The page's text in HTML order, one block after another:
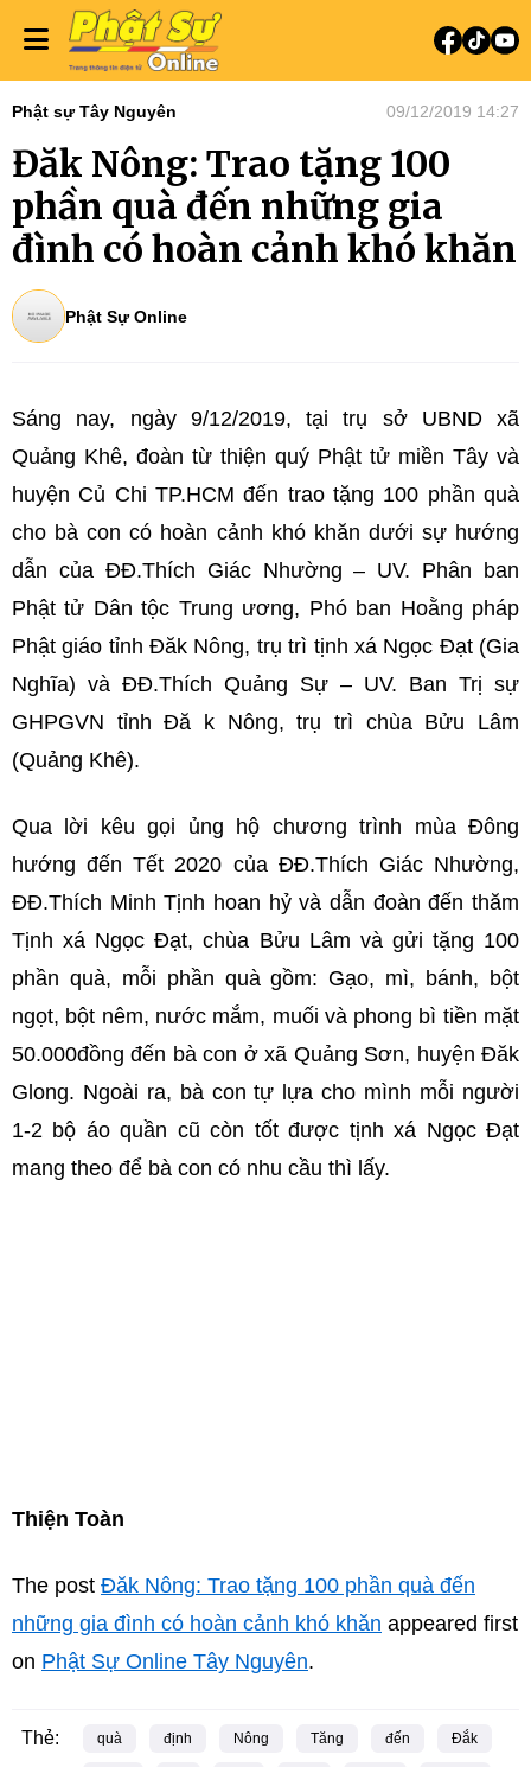
Phật sự Tây Nguyên 09/12/2019 14:27
Đăk Nông: Trao tặng 100
phần quà đến những gia
đình có hoàn cảnh khó khăn
Phật Sự Online
Sáng nay, ngày 9/12/2019, tại trụ sở UBND xã
Quảng Khê, đoàn từ thiện quý Phật tử miền Tây và
huyện Củ Chi TP.HCM đến trao tặng 100 phần quà
cho bà con có hoàn cảnh khó khăn dưới sự hướng
dẫn của ĐĐ.Thích Giác Nhường – UV. Phân ban
Phật tử Dân tộc Trung ương, Phó ban Hoằng pháp
Phật giáo tỉnh Đăk Nông, trụ trì tịnh xá Ngọc Đạt (Gia
Nghĩa) và ĐĐ.Thích Quảng Sự – UV. Ban Trị sự
GHPGVN tỉnh Đă k Nông, trụ trì chùa Bửu Lâm
(Quảng Khê).
Qua lời kêu gọi ủng hộ chương trình mùa Đông
hướng đến Tết 2020 của ĐĐ.Thích Giác Nhường,
ĐĐ.Thích Minh Tịnh hoan hỷ và dẫn đoàn đến thăm
Tịnh xá Ngọc Đạt, chùa Bửu Lâm và gửi tặng 100
phần quà, mỗi phần quà gồm: Gạo, mì, bánh, bột
ngọt, bột nêm, nước mắm, muối và phong bì tiền mặt
50.000đồng đến bà con ở xã Quảng Sơn, huyện Đăk
Glong. Ngoài ra, bà con tự lựa cho mình mỗi người
1-2 bộ áo quần cũ còn tốt được tịnh xá Ngọc Đạt
mang theo để bà con có nhu cầu thì lấy.
Thiện Toàn
The post Đăk Nông: Trao tặng 100 phần quà đến
những gia đình có hoàn cảnh khó khăn appeared first
on Phật Sự Online Tây Nguyên.
Thẻ: quà định Nông Tăng đến Đắk